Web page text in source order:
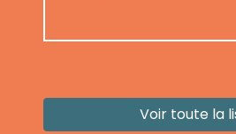
Voir toute la